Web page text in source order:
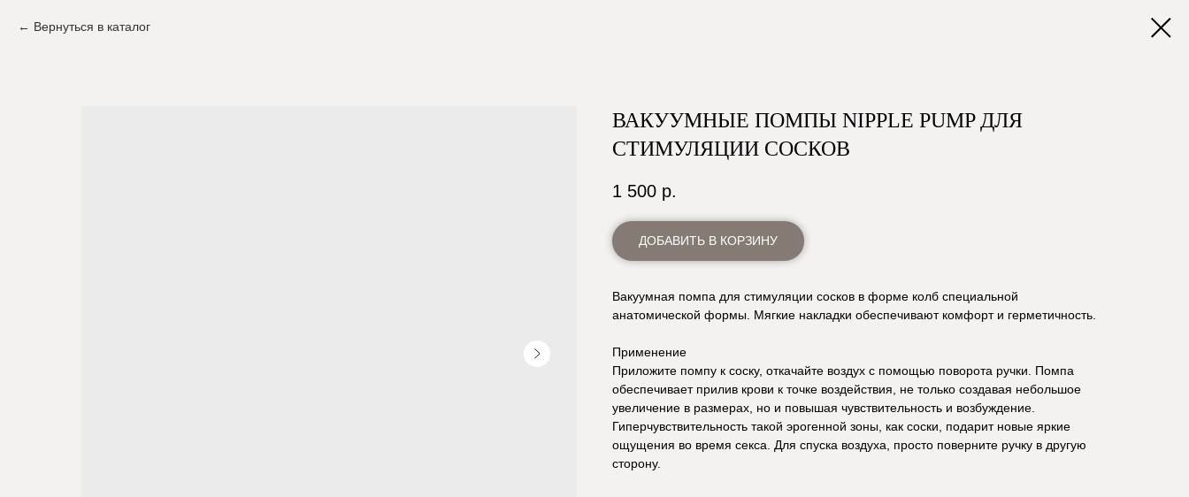
Вернуться в каталог
ВАКУУМНЫЕ ПОМПЫ NIPPLE PUMP ДЛЯ
СТИМУЛЯЦИИ СОСКОВ
1 500 р.
ДОБАВИТЬ В КОРЗИНУ
Вакуумная помпа для стимуляции сосков в форме колб специальной
анатомической формы. Мягкие накладки обеспечивают комфорт и герметичность.
Применение
Приложите помпу к соску, откачайте воздух с помощью поворота ручки. Помпа
обеспечивает прилив крови к точке воздействия, не только создавая небольшое
увеличение в размерах, но и повышая чувствительность и возбуждение.
Гиперчувствительность такой эрогенной зоны, как соски, подарит новые яркие
ощущения во время секса. Для спуска воздуха, просто поверните ручку в другую
сторону.